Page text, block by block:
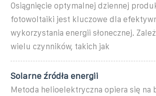
Osiągnięcie optymalnej dziennej
fotowoltaiki jest kluczowe dla
wykorzystania energii słonecznej.
wielu czynników, takich jak
Solarne źródła energii
Metoda helioelektryczna opiera się na